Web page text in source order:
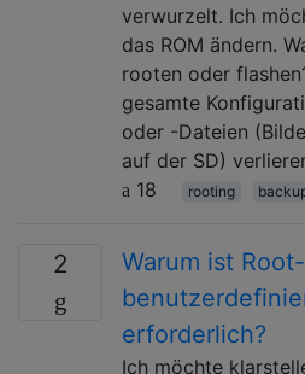
verwurzelt. Ich
das ROM ändern.
rooten oder
gesamte
oder -Dateien
auf der SD)
18
rooting
2
Warum ist
erforderlich?
Ich möchte